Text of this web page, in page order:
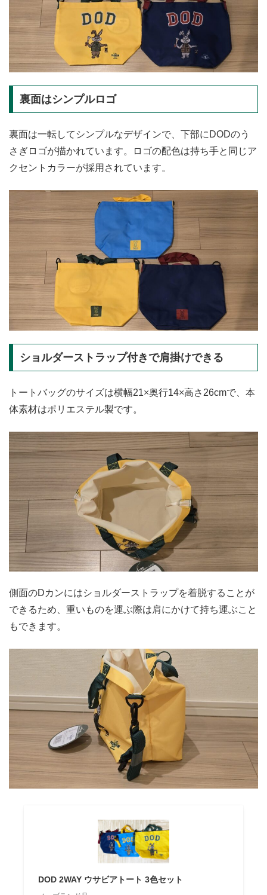
裏面はシンプルロゴ
裏面は一転してシンプルなデザインで、下部にDODのう
さぎロゴが描かれています。ロゴの配色は持ち手と同じア
クセントカラーが採用されています。
ショルダーストラップ付きで肩掛けできる
トートバッグのサイズは横幅21×奥行14×高さ26cmで、本
体素材はポリエステル製です。
側面のDカンにはショルダーストラップを着脱することが
できるため、重いものを運ぶ際は肩にかけて持ち運ぶこと
もできます。
DOD 2WAY ウサビアトート 3色セット